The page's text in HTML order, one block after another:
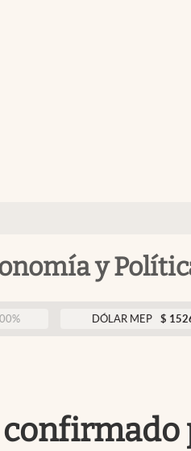
y
DÓLAR MEP $ 1526,03